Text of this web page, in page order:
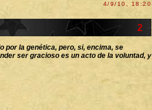
4/9/10, 18:20
2
por la genética, pero, si, encima, se
ser gracioso es un acto de la voluntad, y